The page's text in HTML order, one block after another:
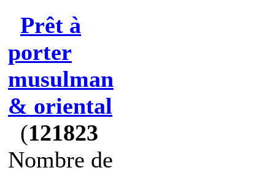
Prêt à
porter
musulman
& oriental
(121823
Nombre de